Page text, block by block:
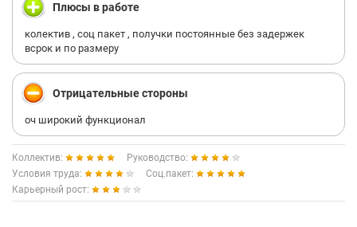
Плюсы в работе
колектив , соц пакет , получки постоянные без задержек
всрок и по размеру
Отрицательные стороны
оч широкий функционал
Коллектив:
Руководство:
Условия труда:
Соц.пакет:
Карьерный рост: